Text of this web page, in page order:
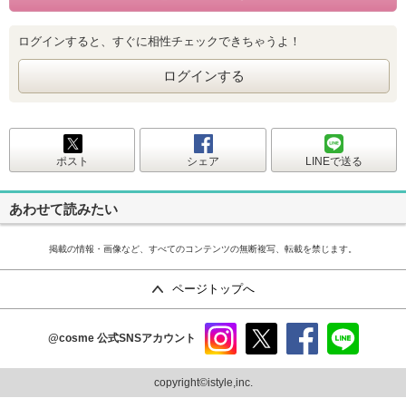
ログインすると、すぐに相性チェックできちゃうよ！
ログインする
ポスト シェア LINEで送る
あわせて読みたい
掲載の情報・画像など、すべてのコンテンツの無断複写、転載を禁じます。
ページトップへ
@cosme 公式SNSアカウント
ram
copyright©istyle,inc.